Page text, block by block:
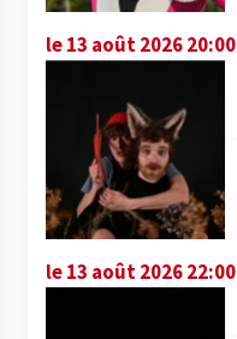
le 13 août 2026 20:00
le 13 août 2026 22:00